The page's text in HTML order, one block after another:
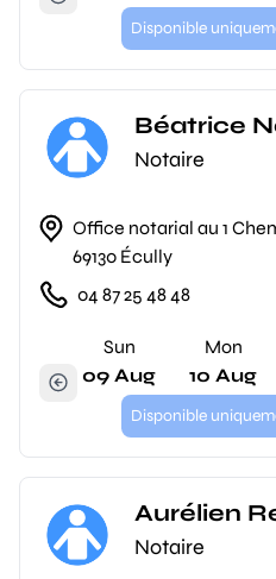
Disponible
Béatrice
Notaire
Office notarial au 1
69130 Écully
04 87 25 48 48
Sun
09 Aug
Mon
10 Aug
Disponible
Aurélien
Notaire